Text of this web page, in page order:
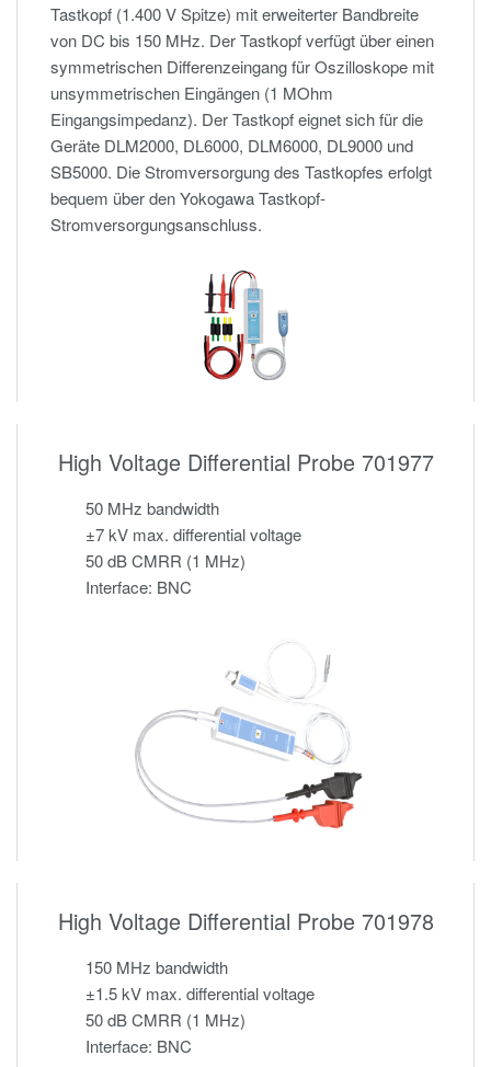
Tastkopf (1.400 V Spitze) mit erweiterter Bandbreite
von DC bis 150 MHz. Der Tastkopf verfügt über einen
symmetrischen Differenzeingang für Oszilloskope mit
unsymmetrischen Eingängen (1 MOhm
Eingangsimpedanz). Der Tastkopf eignet sich für die
Geräte DLM2000, DL6000, DLM6000, DL9000 und
SB5000. Die Stromversorgung des Tastkopfes erfolgt
bequem über den Yokogawa Tastkopf-
Stromversorgungsanschluss.
High Voltage Differential Probe 701977
50 MHz bandwidth
±7 kV max. differential voltage
50 dB CMRR (1 MHz)
Interface: BNC
High Voltage Differential Probe 701978
150 MHz bandwidth
±1.5 kV max. differential voltage
50 dB CMRR (1 MHz)
Interface: BNC